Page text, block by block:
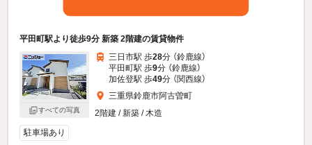
平田町駅より徒歩9分 新築 2階建の賃貸物件
すべての写真
三日市駅 歩28分 （鈴鹿線）
平田町駅 歩9分 （鈴鹿線）
加佐登駅 歩49分 （関西線）
三重県鈴鹿市阿古曽町
2階建 / 新築 / 木造
駐車場あり